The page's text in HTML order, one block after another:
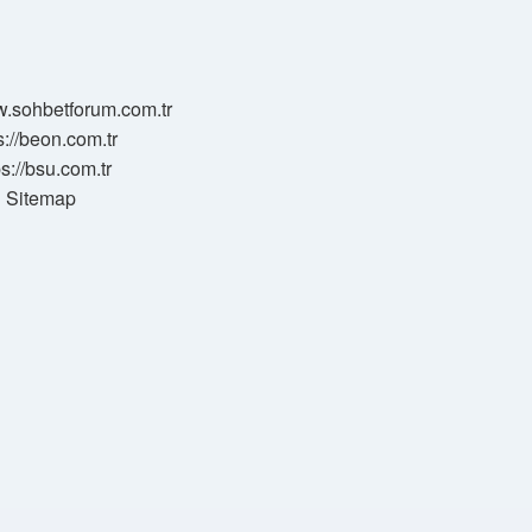
beon.com.tr
bsu.com.tr
Sitemap